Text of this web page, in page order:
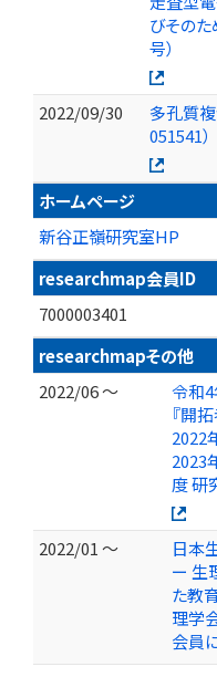
びその
号）
2022/09/30
多孔質
051541）
ホームページ
新谷正嶺研究室HP
researchmap会員ID
7000003401
researchmapその他
2022/06 ～
令和
『開
2022
2023
度 研
2022/01 ～
日本
ー 生
た教
理学
会員